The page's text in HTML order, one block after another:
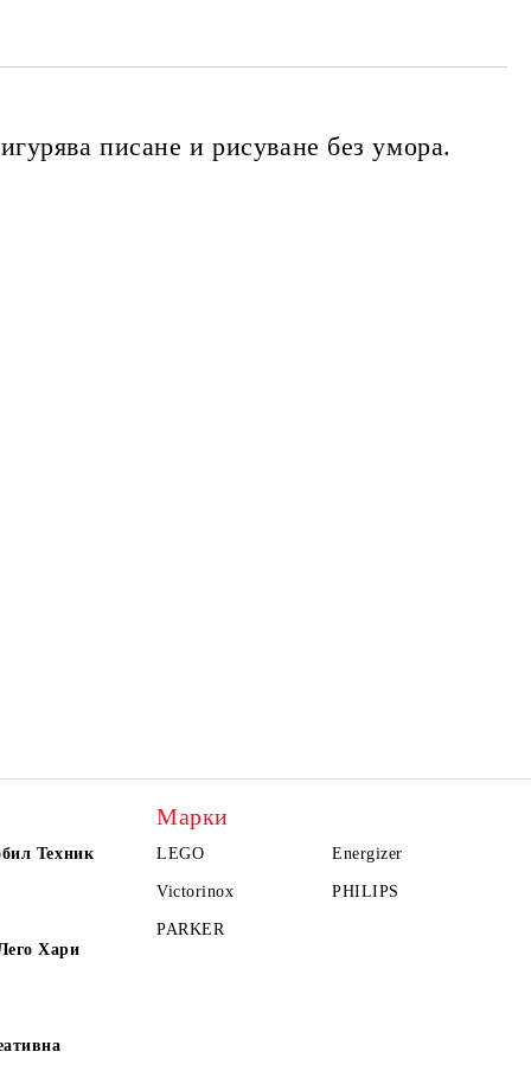
писане и рисуване без умора.
Техник
Хари
Марки
LEGO Energizer
Victorinox PHILIPS
PARKER